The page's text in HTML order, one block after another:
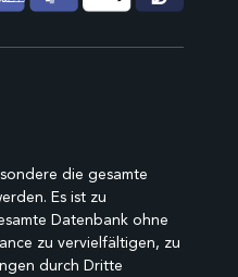
die gesamte
Es ist zu
Datenbank ohne
zu vervielfältigen, zu
durch Dritte